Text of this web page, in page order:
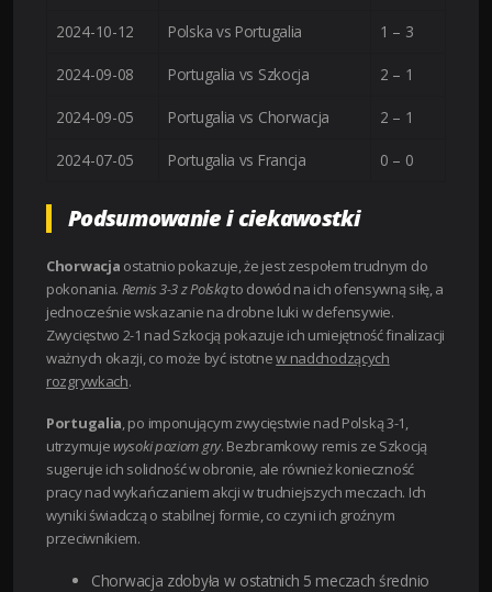
2024-10-12 Polska vs Portugalia 1 – 3
2024-09-08 Portugalia vs Szkocja 2 – 1
2024-09-05 Portugalia vs Chorwacja 2 – 1
2024-07-05 Portugalia vs Francja 0 – 0
Podsumowanie i ciekawostki
Chorwacja ostatnio pokazuje, że jest zespołem trudnym do
pokonania. Remis 3-3 z Polskąto dowód na ich ofensywną siłę, a
jednocześnie wskazanie na drobne luki w defensywie.
Zwycięstwo 2-1 nad Szkocją pokazuje ich umiejętność finalizacji
ważnych okazji, co może być istotnew nadchodzących
rozgrywkach.
Portugalia, po imponującym zwycięstwie nad Polską 3-1,
utrzymujewysoki poziom gry. Bezbramkowy remis ze Szkocją
sugeruje ich solidność w obronie, ale również konieczność
pracy nad wykańczaniem akcji w trudniejszych meczach. Ich
wyniki świadczą o stabilnej formie, co czyni ich groźnym
przeciwnikiem.
Chorwacja zdobyła w ostatnich 5 meczach średnio